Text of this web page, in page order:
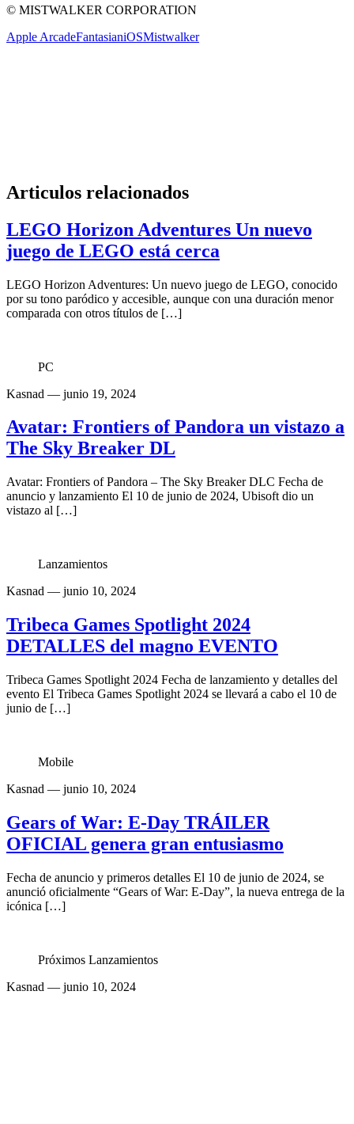
© MISTWALKER CORPORATION
Apple ArcadeFantasianiOSMistwalker
Articulos relacionados
LEGO Horizon Adventures Un nuevo
juego de LEGO está cerca
LEGO Horizon Adventures: Un nuevo juego de LEGO, conocido
por su tono paródico y accesible, aunque con una duración menor
comparada con otros títulos de […]
PC
Kasnad — junio 19, 2024
Avatar: Frontiers of Pandora un vistazo a
The Sky Breaker DL
Avatar: Frontiers of Pandora – The Sky Breaker DLC Fecha de
anuncio y lanzamiento El 10 de junio de 2024, Ubisoft dio un
vistazo al […]
Lanzamientos
Kasnad — junio 10, 2024
Tribeca Games Spotlight 2024
DETALLES del magno EVENTO
Tribeca Games Spotlight 2024 Fecha de lanzamiento y detalles del
evento El Tribeca Games Spotlight 2024 se llevará a cabo el 10 de
junio de […]
Mobile
Kasnad — junio 10, 2024
Gears of War: E-Day TRÁILER
OFICIAL genera gran entusiasmo
Fecha de anuncio y primeros detalles El 10 de junio de 2024, se
anunció oficialmente “Gears of War: E-Day”, la nueva entrega de la
icónica […]
Próximos Lanzamientos
Kasnad — junio 10, 2024